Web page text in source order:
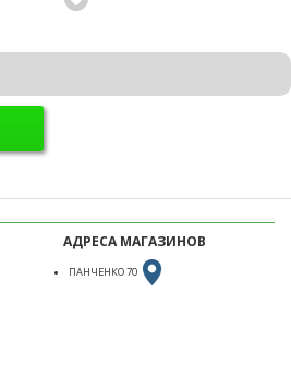
АДРЕСА МАГАЗИНОВ
ПАНЧЕНКО 70